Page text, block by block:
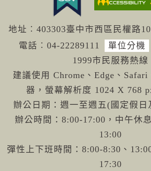
地址︰403303臺中市西區民權路
電話︰04-22289111 單位分機
1999市民服務熱線
建議使用 Chrome、Edge、
器，螢幕解析度 1024 X 768
辦公日期：週一至週五(國定假日
辦公時間：8:00-17:00，中午休
13:00
彈性上下班時間：8:00-8:30、
17:30